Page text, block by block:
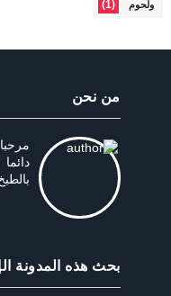
ولحوم (1)
من نحن
بحث هذه المدونة